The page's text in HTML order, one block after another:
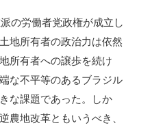
の労働者党政権が成立し
地所有者の政治力は依然
所有者への譲歩を続け
な不平等のあるブラジル
な課題であった。しか
農地改革ともいうべき、